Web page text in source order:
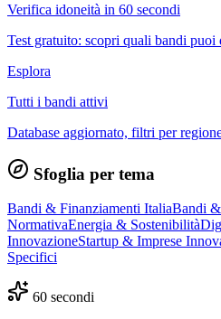
Verifica idoneità in 60 secondi
Test gratuito: scopri quali bandi puoi
Esplora
Tutti i bandi attivi
Database aggiornato, filtri per
Sfoglia per tema
Bandi & Finanziamenti ItaliaBandi
NormativaEnergia & Sostenibilità
InnovazioneStartup & Imprese
Specifici
60 secondi